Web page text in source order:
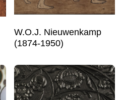
W.O.J. Nieuwenkamp
(1874-1950)